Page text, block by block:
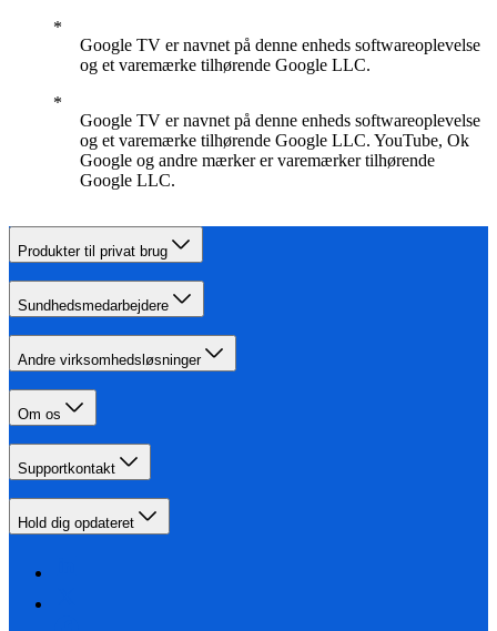
Google TV er navnet på denne enheds softwareoplevelse
og et varemærke tilhørende Google LLC.
Google TV er navnet på denne enheds softwareoplevelse
og et varemærke tilhørende Google LLC. YouTube, Ok
Google og andre mærker er varemærker tilhørende
Google LLC.
Produkter til privat brug
Sundhedsmedarbejdere
Andre virksomhedsløsninger
Om os
Supportkontakt
Hold dig opdateret